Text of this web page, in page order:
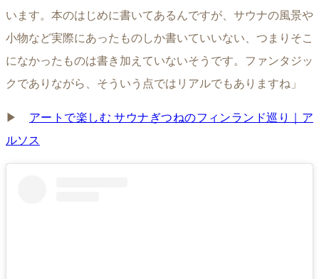
います。本のはじめに書いてあるんですが、サウナの風景や
小物など実際にあったものしか書いていいない、つまりそこ
になかったものは書き加えていないそうです。ファンタジッ
クでありながら、そういう点ではリアルでもありますね」
▶︎ アートで楽しむ サウナぎつねのフィンランド巡り｜ア
ルソス